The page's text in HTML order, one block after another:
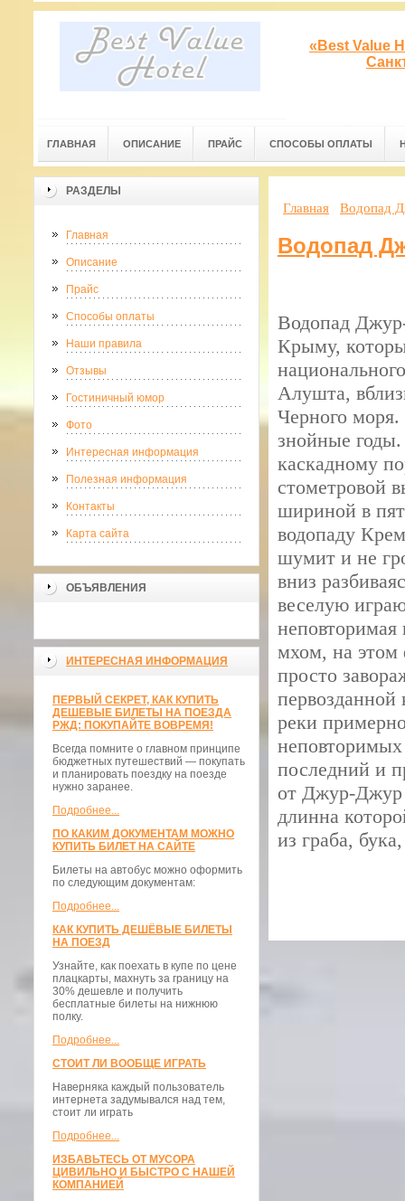
«Best Value
ГЛАВНАЯ ОПИСАНИЕ ПРАЙС СПОСОБЫ ОПЛАТЫ
РАЗДЕЛЫ
Главная
Описание
Прайс
Способы оплаты
Наши правила
Отзывы
Гостиничный юмор
Фото
Интересная информация
Полезная информация
Контакты
Карта сайта
ОБЪЯВЛЕНИЯ
ИНТЕРЕСНАЯ ИНФОРМАЦИЯ
ПЕРВЫЙ СЕКРЕТ, КАК КУПИТЬ
ДЕШЕВЫЕ БИЛЕТЫ НА ПОЕЗДА
РЖД: ПОКУПАЙТЕ ВОВРЕМЯ!
Всегда помните о главном принципе
бюджетных путешествий — покупать
и планировать поездку на поезде
нужно заранее.
Подробнее...
ПО КАКИМ ДОКУМЕНТАМ МОЖНО
КУПИТЬ БИЛЕТ НА САЙТЕ
Билеты на автобус можно оформить
по следующим документам:
Подробнее...
КАК КУПИТЬ ДЕШЁВЫЕ БИЛЕТЫ
НА ПОЕЗД
Узнайте, как поехать в купе по цене
плацкарты, махнуть за границу на
30% дешевле и получить
бесплатные билеты на нижнюю
полку.
Подробнее...
СТОИТ ЛИ ВООБЩЕ ИГРАТЬ
Наверняка каждый пользователь
интернета задумывался над тем,
стоит ли играть
Подробнее...
ИЗБАВЬТЕСЬ ОТ МУСОРА
ЦИВИЛЬНО И БЫСТРО С НАШЕЙ
КОМПАНИЕЙ
Главная Водопад
Водопад
Водопад
Крыму,
Алушта,
Черного
знойные
каскадному
стометровой
шириной в
водопаду
шумит и не
вниз
веселую
мхом, на этом
просто
первозданной
реки
последний и
от Джур-Джур
длинна
из граба,